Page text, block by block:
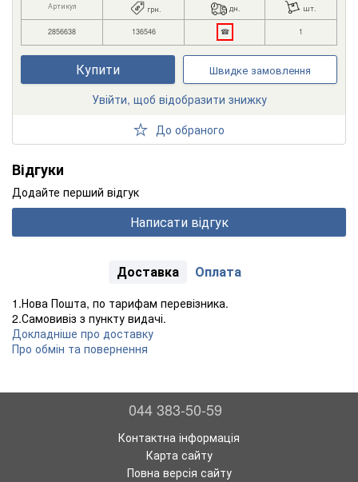
Артикул грн. дн. шт.
2856638 136546 ☎ 1
Купити Швидке замовлення
Увійти, щоб відобразити знижку
До обраного
Відгуки
Додайте перший відгук
Написати відгук
Доставка Оплата
1.Нова Пошта, по тарифам перевізника.
2.Самовивіз з пункту видачі.
Докладніше про доставку
Про обмін та повернення
044 383-50-59
Контактна інформація
Карта сайту
Повна версія сайту